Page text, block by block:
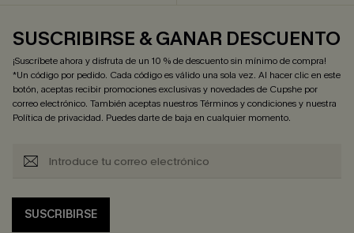
SUSCRIBIRSE & GANAR DESCUENTO
¡Suscríbete ahora y disfruta de un 10 % de descuento sin mínimo de compra!
*Un código por pedido. Cada código es válido una sola vez. Al hacer clic en este
botón, aceptas recibir promociones exclusivas y novedades de Cupshe por
correo electrónico. También aceptas nuestrosTérminos y condicionesy nuestra
Política de privacidad. Puedes darte de baja en cualquier momento.
SUSCRIBIRSE